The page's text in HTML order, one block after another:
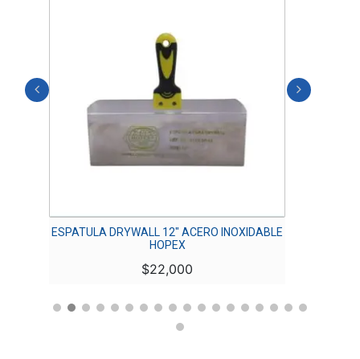
ESPATULA DRYWALL 12″ ACERO INOXIDABLE
HOPEX
$22,000